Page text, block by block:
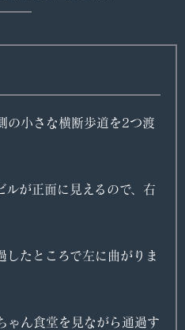
の小さな横断歩道を2つ渡
ルが正面に見えるので、右
したところで左に曲がりま
ゃん食堂を見ながら通過す